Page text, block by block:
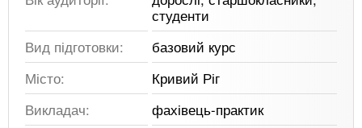
студенти
Вид підготовки:
базовий курс
Місто:
Кривий Ріг
Викладач:
фахівець-практик